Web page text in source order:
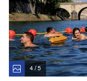
4 / 5